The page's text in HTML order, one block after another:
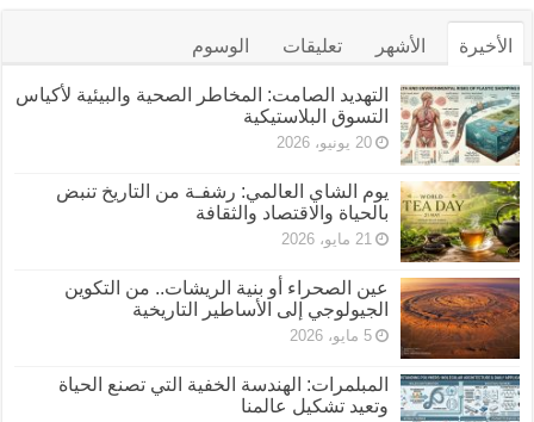
الأخيرة الأشهر تعليقات الوسوم
التهديد الصامت: المخاطر الصحية والبيئية لأكياس
التسوق البلاستيكية
20 يونيو، 2026
يوم الشاي العالمي: رشفـة من التاريخ تنبض
بالحياة والاقتصاد والثقافة
21 مايو، 2026
عين الصحراء أو بنية الريشات.. من التكوين
الجيولوجي إلى الأساطير التاريخية
5 مايو، 2026
المبلمرات: الهندسة الخفية التي تصنع الحياة
وتعيد تشكيل عالمنا